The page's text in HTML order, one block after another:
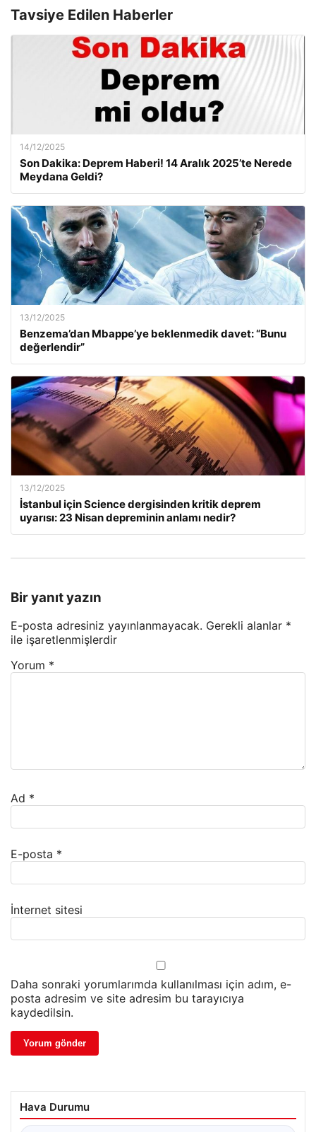
Tavsiye Edilen Haberler
14/12/2025
Son Dakika: Deprem Haberi! 14 Aralık 2025’te Nerede
Meydana Geldi?
13/12/2025
Benzema’dan Mbappe’ye beklenmedik davet: “Bunu
değerlendir”
13/12/2025
İstanbul için Science dergisinden kritik deprem
uyarısı: 23 Nisan depreminin anlamı nedir?
Bir yanıt yazın
E-posta adresiniz yayınlanmayacak. Gerekli alanlar *
ile işaretlenmişlerdir
Yorum *
Ad *
E-posta *
İnternet sitesi
Daha sonraki yorumlarımda kullanılması için adım, e-
posta adresim ve site adresim bu tarayıcıya
kaydedilsin.
Hava Durumu